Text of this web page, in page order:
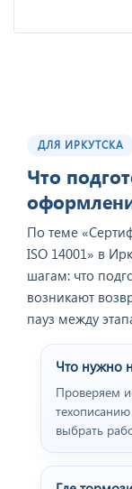
ДЛЯ ИРКУТСКА
Что
По теме
ISO 14001» в
шагам: что
возникают
пауз между
Что нужно
Проверяем
выбрать